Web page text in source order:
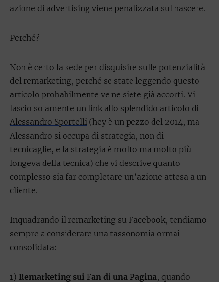
azione di advertising viene penalizzata sul nascere.
Perché?
Non è certo la sede per disquisire sulle potenzialità
del remarketing, perché se state leggendo questo
articolo probabilmente ve ne siete già accorti. Vi
lascio solamente un link allo splendido articolo di
Alessandro Sportelli (hey è un pezzo del 2014, ma
Alessandro si occupa di strategia, non di
tecnicaglie, e la strategia è molto ma molto più
longeva della tecnica) che vi descrive quanto
complesso sia far completare un’azione attesa a un
cliente.
Inquadrando il remarketing su Facebook, tendiamo
sempre a considerare una tassonomia ormai
consolidata:
1) Remarketing sui Fan di una Pagina, quando